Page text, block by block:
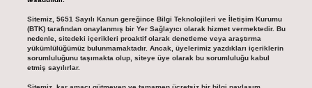
Sitemiz, 5651 Sayılı Kanun gereğince Bilgi Teknolojileri ve İletişim Kurumu
(BTK) tarafından onaylanmış bir Yer Sağlayıcı olarak hizmet vermektedir. Bu
nedenle, sitedeki içerikleri proaktif olarak denetleme veya araştırma
yükümlülüğümüz bulunmamaktadır. Ancak, üyelerimiz yazdıkları içeriklerin
sorumluluğunu taşımakta olup, siteye üye olarak bu sorumluluğu kabul
etmiş sayılırlar.